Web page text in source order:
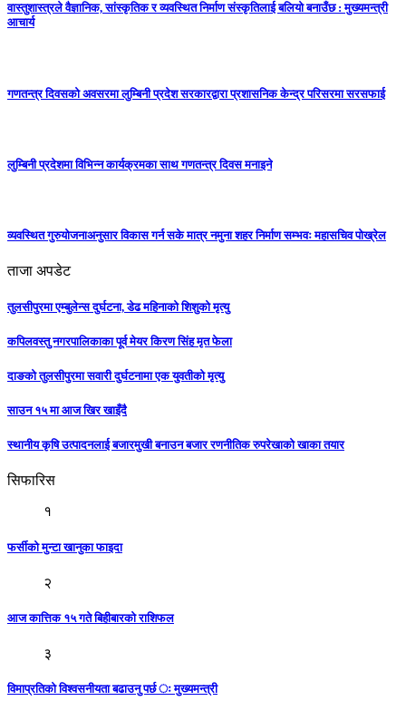
वास्तुशास्त्रले वैज्ञानिक, सांस्कृतिक र व्यवस्थित निर्माण संस्कृतिलाई बलियो बनाउँछ : मुख्यमन्त्री
आचार्य
गणतन्त्र दिवसको अवसरमा लुम्बिनी प्रदेश सरकारद्वारा प्रशासनिक केन्द्र परिसरमा सरसफाई
लुम्बिनी प्रदेशमा विभिन्न कार्यक्रमका साथ गणतन्त्र दिवस मनाइने
व्यवस्थित गुरुयोजनाअनुसार विकास गर्न सके मात्र नमुना शहर निर्माण सम्भवः महासचिव पोख्रेल
ताजा अपडेट
तुलसीपुरमा एम्बुलेन्स दुर्घटना, डेढ महिनाको शिशुको मृत्यु
कपिलवस्तु नगरपालिकाका पूर्व मेयर किरण सिंह मृत फेला
दाङको तुलसीपुरमा सवारी दुर्घटनामा एक युवतीको मृत्यु
साउन १५ मा आज खिर खाइँदै
स्थानीय कृषि उत्पादनलाई बजारमुखी बनाउन बजार रणनीतिक रुपरेखाको खाका तयार
सिफारिस
१
फर्सीको मुन्टा खानुका फाइदा
२
आज कात्तिक १५ गते बिहीबारकाे राशिफल
३
विमाप्रतिको विश्वसनीयता बढाउनु पर्छ ः मुख्यमन्त्री